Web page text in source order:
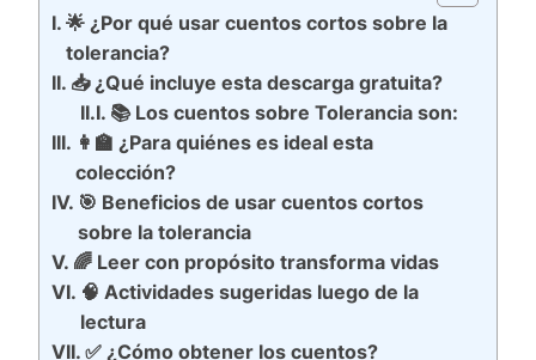
🌟 ¿Por qué usar cuentos cortos sobre la
tolerancia?
📥 ¿Qué incluye esta descarga gratuita?
📚 Los cuentos sobre Tolerancia son:
👩‍🏫 ¿Para quiénes es ideal esta
colección?
🎯 Beneficios de usar cuentos cortos
sobre la tolerancia
🌈 Leer con propósito transforma vidas
🧠 Actividades sugeridas luego de la
lectura
✅ ¿Cómo obtener los cuentos?